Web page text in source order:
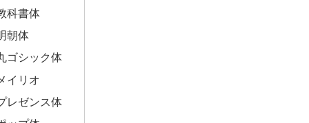
科書体
朝体
ゴシック体
イリオ
レゼンス体